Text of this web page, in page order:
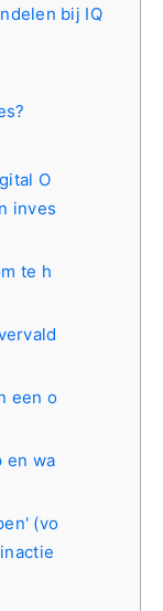
bij IQ
O
inves
te h
een o
en wa
(vo